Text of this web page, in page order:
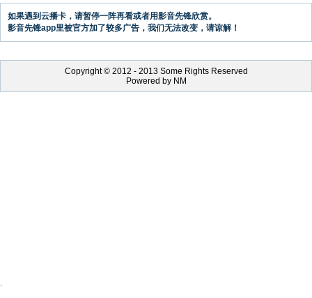
如果遇到云播卡，请暂停一阵再看或者用影音先锋欣赏。
影音先锋app里被官方加了较多广告，我们无法改变，请谅解！
Copyright © 2012 - 2013 Some Rights Reserved
Powered by NM
.